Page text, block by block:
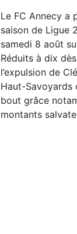
Le FC Annecy a
saison de Ligue
samedi 8 août
Réduits à dix
l’expulsion de
Haut-Savoyards
bout grâce
montants